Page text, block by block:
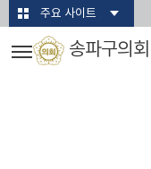
본문바로가기주요 사이트
송파구의회